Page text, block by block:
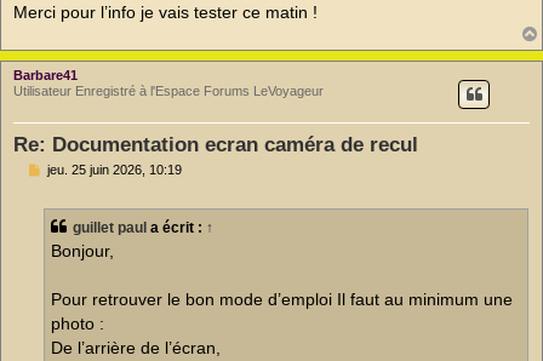
Merci pour l’info je vais tester ce matin !
Barbare41
Utilisateur Enregistré à l'Espace Forums LeVoyageur
Re: Documentation ecran caméra de recul
M
jeu. 25 juin 2026, 10:19
guillet paul a écrit : ↑
Bonjour,
Pour retrouver le bon mode d’emploi Il faut au minimum une
photo :
De l’arrière de l’écran,